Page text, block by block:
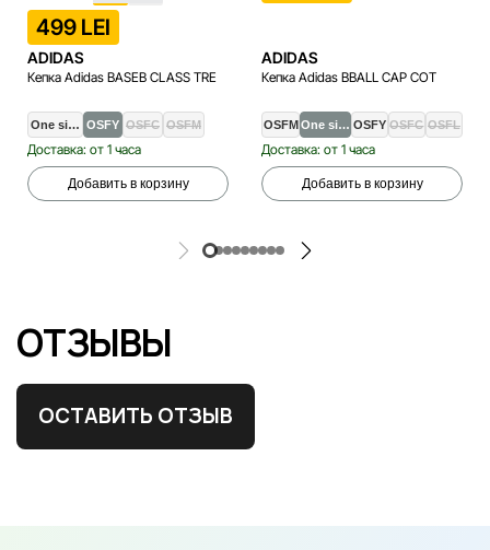
499 LEI
ADIDAS
Кепка Adidas BASEB CLASS TRE
One si… OSFY OSFC OSFM
Доставка: от 1 часа
Добавить в корзину
ADIDAS
Кепка Adidas BBALL CAP COT
OSFM One si… OSFY OSFC OSFL
Доставка: от 1 часа
Добавить в корзину
ОТЗЫВЫ
ОСТАВИТЬ ОТЗЫВ